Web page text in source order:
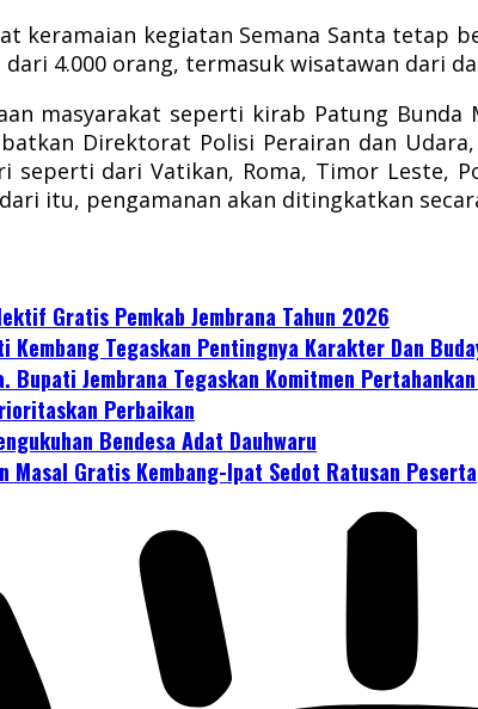
keramaian kegiatan Semana Santa tetap
4.000 orang, termasuk wisatawan dari
masyarakat seperti kirab Patung
Direktorat Polisi Perairan dan
seperti dari Vatikan, Roma, Timor Leste,
itu, pengamanan akan ditingkatkan
Gratis Pemkab Jembrana Tahun 2026
Tegaskan Pentingnya Karakter Dan
Bupati Jembrana Tegaskan Komitmen
Perbaikan
Bendesa Adat Dauhwaru
Masal Gratis Kembang-Ipat Sedot Ratusan Peserta